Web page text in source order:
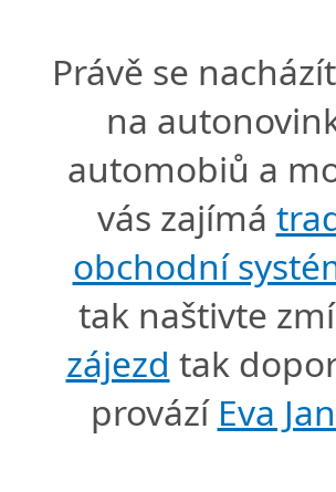
Právě se
na
automobiů a
vás zajímá
obchodní
tak naštivte
zájezd tak
provází Eva